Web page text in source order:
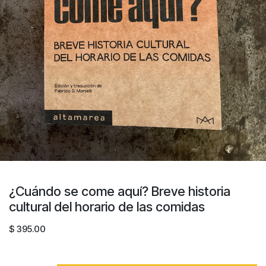
¿Cuándo se come aquí? Breve historia
cultural del horario de las comidas
$ 395.00